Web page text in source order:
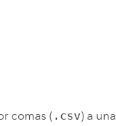
comas ( .csv) a una